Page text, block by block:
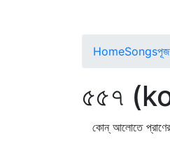
HomeSongs
৫৫৭
কোন্‌ আলোতে